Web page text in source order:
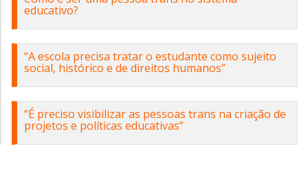
educativo?
“A escola precisa tratar o estudante como sujeito
social, histórico e de direitos humanos”
“É preciso visibilizar as pessoas trans na criação de
projetos e políticas educativas”